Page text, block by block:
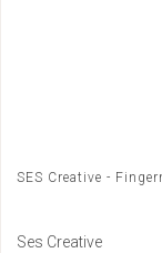
SES Creative -
Ses Creative